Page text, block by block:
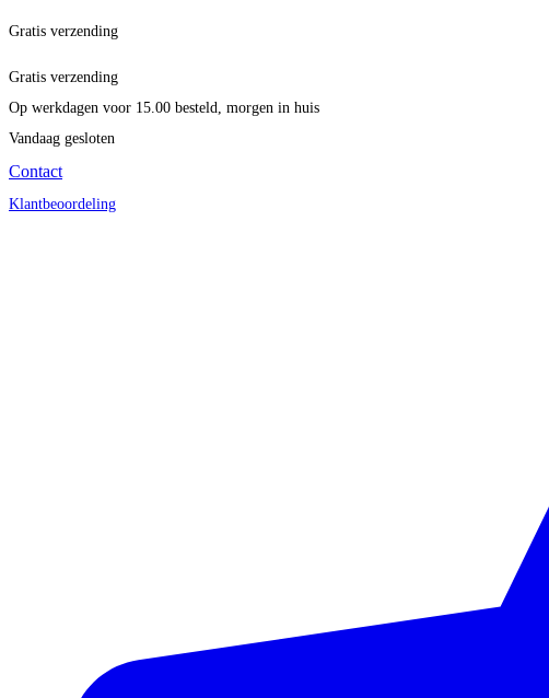
Gratis verzending
Gratis verzending
Op werkdagen voor 15.00 besteld, morgen in huis
Vandaag gesloten
Contact
Klantbeoordeling